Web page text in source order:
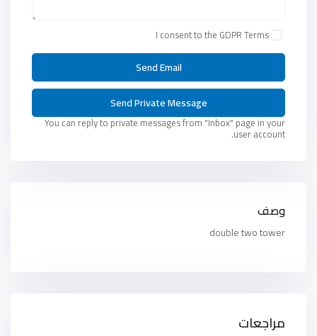
وصف
double two tower
I consent to the GDPR Terms
You can reply to private messages from "Inbox" page in your
user account.
مراجعات